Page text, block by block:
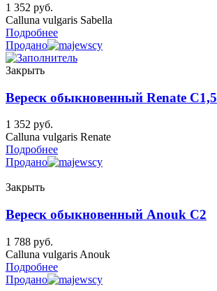
1 352 руб.
Calluna vulgaris Sabella
Подробнее
Продано
Закрыть
Вереск обыкновенный Renate C1,5
1 352 руб.
Calluna vulgaris Renate
Подробнее
Продано
Закрыть
Вереск обыкновенный Anouk C2
1 788 руб.
Calluna vulgaris Anouk
Подробнее
Продано